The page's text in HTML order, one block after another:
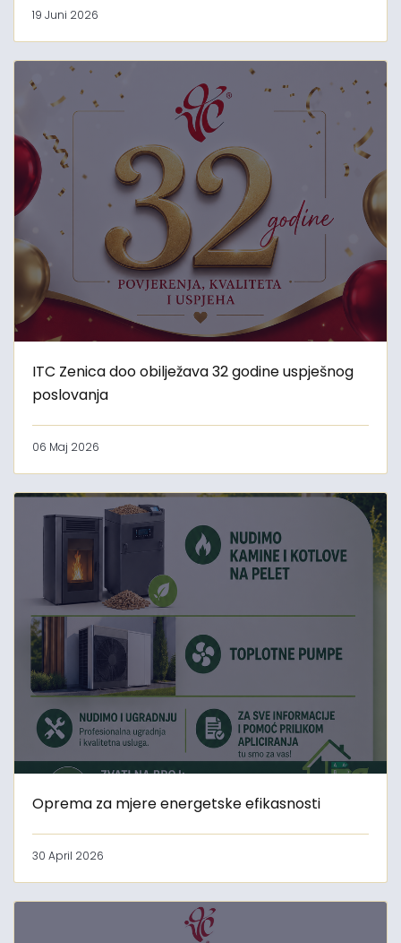
19 Juni 2026
ITC Zenica doo obilježava 32 godine uspješnog
poslovanja
06 Maj 2026
Oprema za mjere energetske efikasnosti
30 April 2026